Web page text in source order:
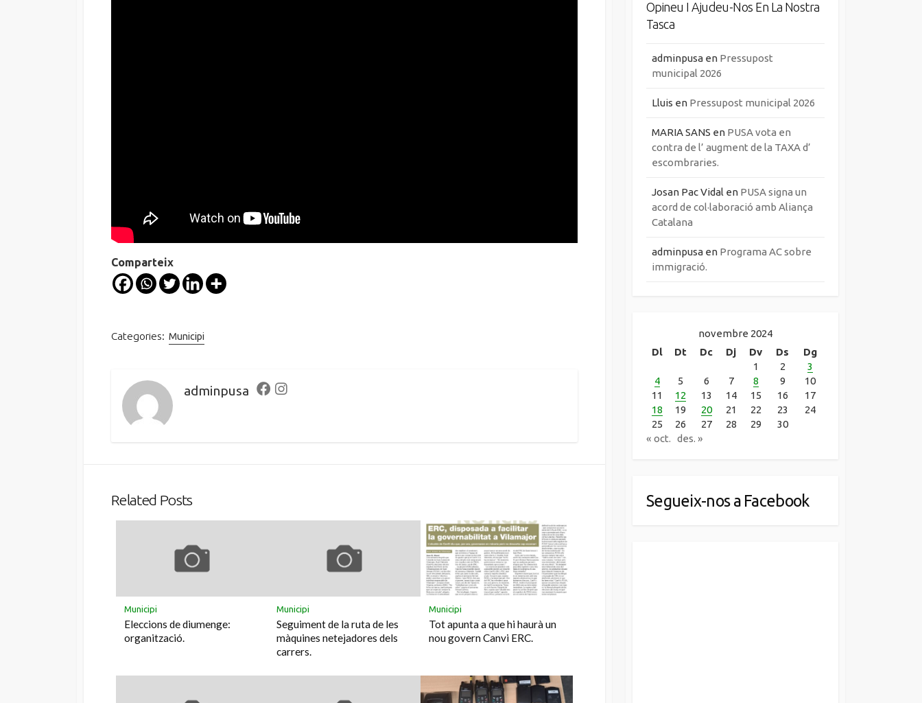
Comparteix
Categories: Municipi
adminpusa Facebook
Related Posts
Municipi
Eleccions de diumenge:
organització.
Municipi
Seguiment de la ruta de les
màquines netejadores dels
carrers.
Municipi
Tot apunta a que hi haurà un
nou govern Canvi ERC.
Opineu I Ajudeu-Nos En La Nostra
Tasca
adminpusa en Pressupost
municipal 2026
Lluis en Pressupost municipal 2026
MARIA SANS en PUSA vota en
contra de l’ augment de la TAXA d’
escombraries.
Josan Pac Vidal en PUSA signa un
acord de col·laboració amb Aliança
Catalana
adminpusa en Programa AC sobre
immigració.
novembre 2024
Dl
Dt Dc Dj Dv Ds
Dg
1
2
3
4
5 6 7 8 9
10
11
12 13 14 15 16
17
18
19 20 21 22 23
24
25
26 27 28 29
30
« oct. des. »
Segueix-nos a Facebook